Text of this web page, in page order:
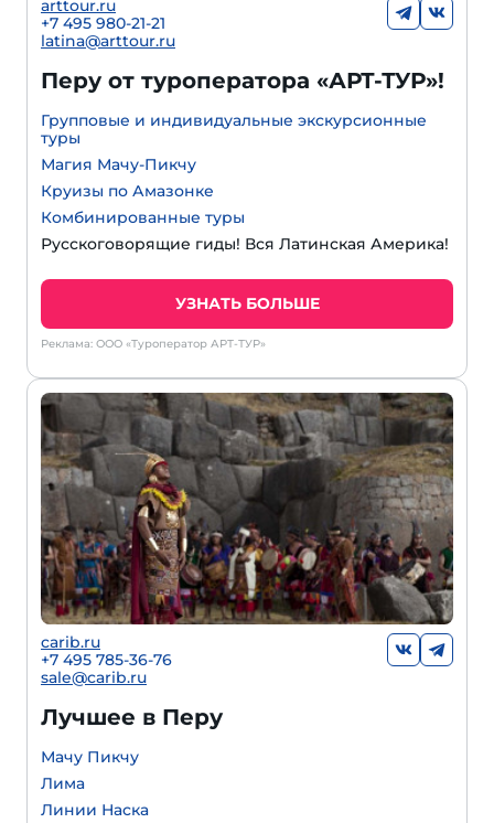
arttour.ru
+7 495 980-21-21
latina@arttour.ru
Перу от туроператора «АРТ-ТУР»!
Групповые и индивидуальные экскурсионные
туры
Магия Мачу-Пикчу
Круизы по Амазонке
Комбинированные туры
Русскоговорящие гиды! Вся Латинская Америка!
УЗНАТЬ БОЛЬШЕ
Реклама: ООО «Туроператор АРТ-ТУР»
carib.ru
+7 495 785-36-76
sale@carib.ru
Лучшее в Перу
Мачу Пикчу
Лима
Линии Наска